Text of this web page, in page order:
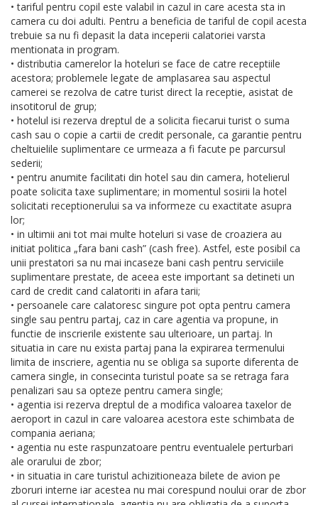
• tariful pentru copil este valabil in cazul in care acesta sta in
camera cu doi adulti. Pentru a beneficia de tariful de copil acesta
trebuie sa nu fi depasit la data inceperii calatoriei varsta
mentionata in program.
• distributia camerelor la hoteluri se face de catre receptiile
acestora; problemele legate de amplasarea sau aspectul
camerei se rezolva de catre turist direct la receptie, asistat de
insotitorul de grup;
• hotelul isi rezerva dreptul de a solicita fiecarui turist o suma
cash sau o copie a cartii de credit personale, ca garantie pentru
cheltuielile suplimentare ce urmeaza a fi facute pe parcursul
sederii;
• pentru anumite facilitati din hotel sau din camera, hotelierul
poate solicita taxe suplimentare; in momentul sosirii la hotel
solicitati receptionerului sa va informeze cu exactitate asupra
lor;
• in ultimii ani tot mai multe hoteluri si vase de croaziera au
initiat politica „fara bani cash” (cash free). Astfel, este posibil ca
unii prestatori sa nu mai incaseze bani cash pentru serviciile
suplimentare prestate, de aceea este important sa detineti un
card de credit cand calatoriti in afara tarii;
• persoanele care calatoresc singure pot opta pentru camera
single sau pentru partaj, caz in care agentia va propune, in
functie de inscrierile existente sau ulterioare, un partaj. In
situatia in care nu exista partaj pana la expirarea termenului
limita de inscriere, agentia nu se obliga sa suporte diferenta de
camera single, in consecinta turistul poate sa se retraga fara
penalizari sau sa opteze pentru camera single;
• agentia isi rezerva dreptul de a modifica valoarea taxelor de
aeroport in cazul in care valoarea acestora este schimbata de
compania aeriana;
• agentia nu este raspunzatoare pentru eventualele perturbari
ale orarului de zbor;
• in situatia in care turistul achizitioneaza bilete de avion pe
zboruri interne iar acestea nu mai corespund noului orar de zbor